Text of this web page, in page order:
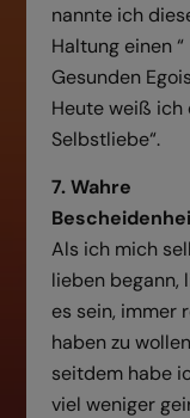
nannte ich
Haltung einen “
Gesunden
Heute weiß ich
Selbstliebe“.
7. Wahre
Als ich mich
lieben begann,
es sein, immer
haben zu
seitdem habe
viel weniger